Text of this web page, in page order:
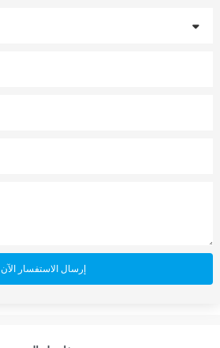
إرسال الاستفسار الآن